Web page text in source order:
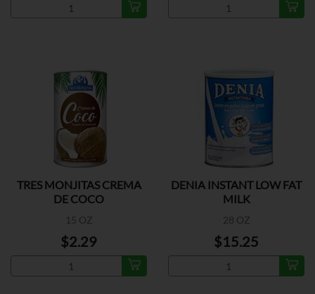
TRES MONJITAS CREMA
DE COCO
15 OZ
$2.29
DENIA INSTANT LOW FAT
MILK
28 OZ
$15.25